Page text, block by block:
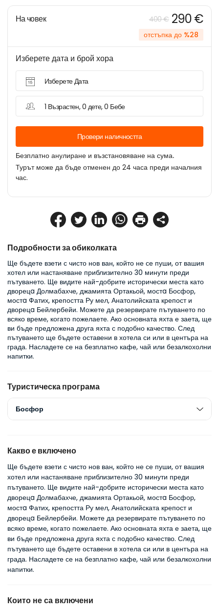
Подробности за обиколката
Ще бъдете взети с чисто нов ван, който не се пуши, от вашия
хотел или настаняване приблизително 30 минути преди
пътуването. Ще видите най-добрите исторически места като
дворецa Долмабахче, джамията Ортакьой, мостa Босфор,
мостa Фатих, крепостта Ру мел, Анатолийската крепост и
дворецa Бейлербейи. Можете да резервирате пътуването по
всяко време, когато пожелаете. Ако основната яхта е заета, ще
ви бъде предложена друга яхта с подобно качество. След
пътуването ще бъдете оставени в хотела си или в центъра на
града. Насладете се на безплатно кафе, чай или безалкохолни
напитки.
Туристическа програма
Босфор
Какво е включено
Ще бъдете взети с чисто нов ван, който не се пуши, от вашия
хотел или настаняване приблизително 30 минути преди
пътуването. Ще видите най-добрите исторически места като
дворецa Долмабахче, джамията Ортакьой, мостa Босфор,
мостa Фатих, крепостта Ру мел, Анатолийската крепост и
дворецa Бейлербейи. Можете да резервирате пътуването по
всяко време, когато пожелаете. Ако основната яхта е заета, ще
ви бъде предложена друга яхта с подобно качество. След
пътуването ще бъдете оставени в хотела си или в центъра на
града. Насладете се на безплатно кафе, чай или безалкохолни
напитки.
Които не са включени
На човек 400 € 290 €
отстъпка до %28
Изберете дата и брой хора
Изберете Дата
1 Възрастен, 0 дете, 0 Бебе
Провери наличността
Безплатно анулиране и възстановяване на сума.
Турът може да бъде отменен до 24 часа преди началния
час.